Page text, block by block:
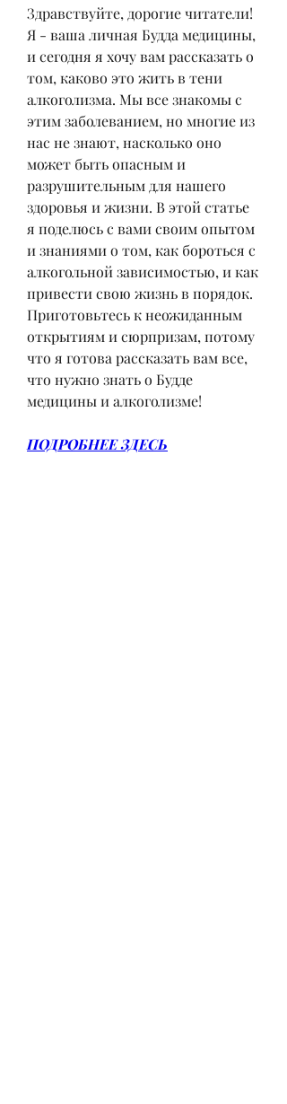
Здравствуйте, дорогие читатели!
Я - ваша личная Будда медицины,
и сегодня я хочу вам рассказать о
том, каково это жить в тени
алкоголизма. Мы все знакомы с
этим заболеванием, но многие из
нас не знают, насколько оно
может быть опасным и
разрушительным для нашего
здоровья и жизни. В этой статье
я поделюсь с вами своим опытом
и знаниями о том, как бороться с
алкогольной зависимостью, и как
привести свою жизнь в порядок.
Приготовьтесь к неожиданным
открытиям и сюрпризам, потому
что я готова рассказать вам все,
что нужно знать о Будде
медицины и алкоголизме!
ПОДРОБНЕЕ ЗДЕСЬ